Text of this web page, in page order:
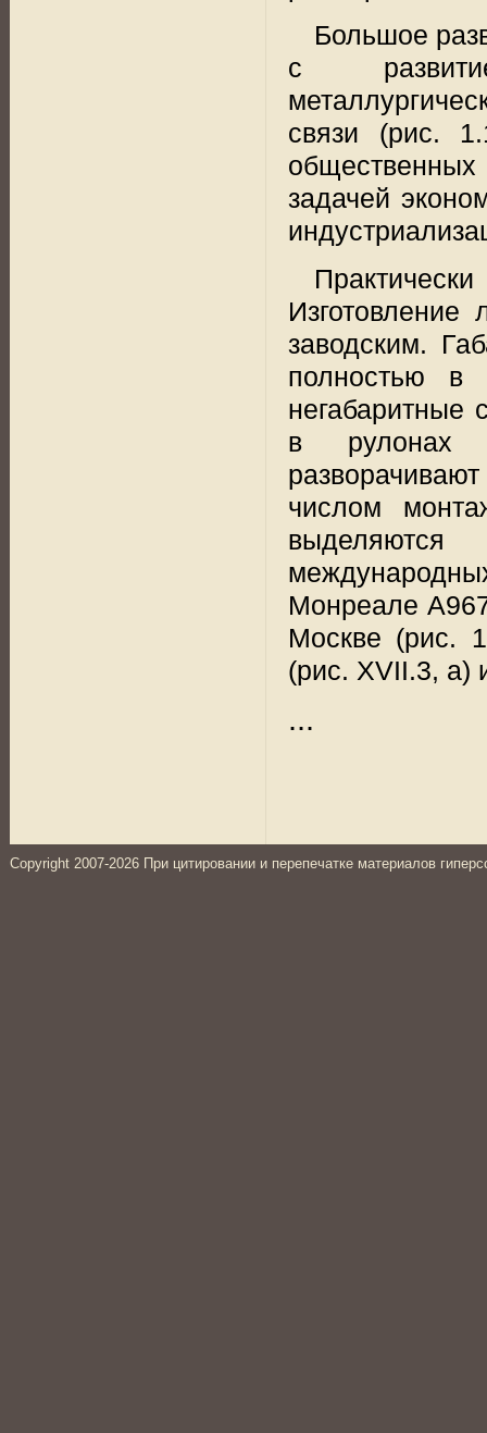
Большое
с
связи (рис.
задачей
Изготовление
заводским.
полностью в
негабаритные
в рулонах
числом
Монреале
Москве (рис.
(рис. XVII.3, а)
...
Copyright 2007-2026 При цитировании и перепечатке материалов